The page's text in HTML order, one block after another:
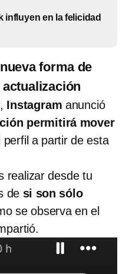
influyen en la felicidad
forma de
Instagram anunció
permitirá mover
perfil a partir de esta
realizar desde tu
de si son sólo
se observa en el